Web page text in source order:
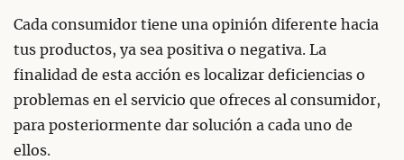
Cada consumidor tiene una opinión diferente hacia
tus productos, ya sea positiva o negativa. La
finalidad de esta acción es localizar deficiencias o
problemas en el servicio que ofreces al consumidor,
para posteriormente dar solución a cada uno de
ellos.